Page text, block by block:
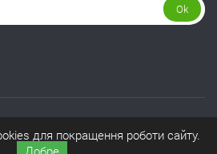
Ok
для покращення роботи сайту.
Добре